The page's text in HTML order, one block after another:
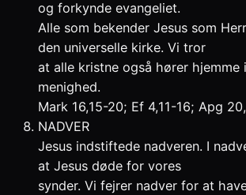
og forkynde evangeliet.
Alle som bekender Jesus som
den universelle kirke. Vi tror
at alle kristne også hører hjemme
menighed.
Mark 16,15-20; Ef 4,11-16; Apg
NADVER
Jesus indstiftede nadveren. I
at Jesus døde for vores
synder. Vi fejrer nadver for at